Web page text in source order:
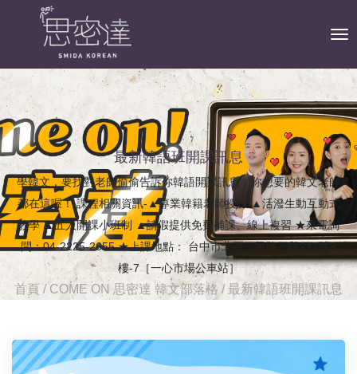
最新韓語班開課訊息
學韓文，要找對老師偷偷告訴你韓語開課訊息，你想要的韓文老師
都在這喔！ 課程相關資訊-▲專業韓籍老師授課 ▲活潑生動互動式
教學 ▲五人開課小班制 ▲請假提供免費補課、線上複習 ★來電詢
問：04-2225-2655 ★上課地點： 台中市北區三民路三段217號8
樓-7［一心市場公車站］
首頁 / COME ON 思密達 韓文部落格 / 最新韓語班開課訊息